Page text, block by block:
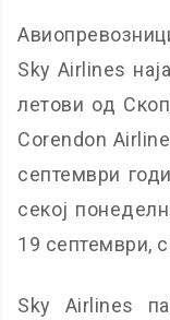
Sky Airlines
летови од
Corendon
септември
секој
19 септември,
Sky Airlines